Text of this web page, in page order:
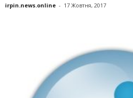
irpin.news.online - 17 Жовтня, 2017